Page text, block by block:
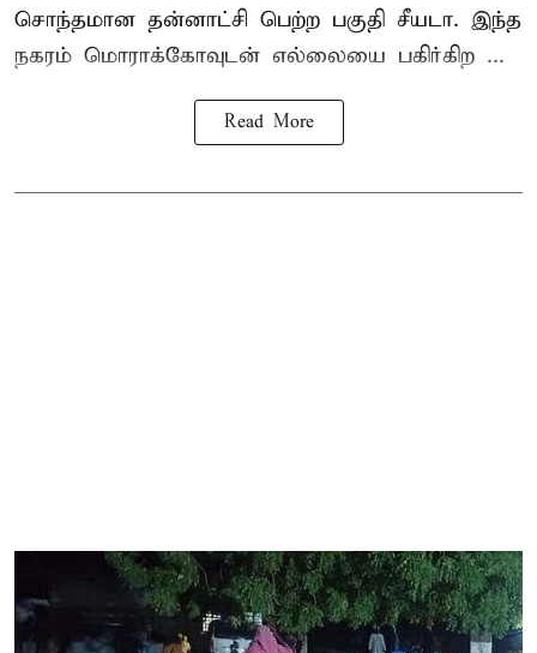
சொந்தமான தன்னாட்சி பெற்ற பகுதி சீயடா. இந்த
நகரம் மொராக்கோவுடன் எல்லையை பகிர்கிற ...
Read More